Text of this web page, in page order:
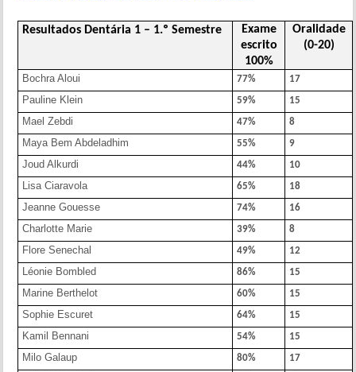
Resultados Dentária 1 – 1.º Semestre
Exame
escrito
100%
Oralidade
(0-20)
Bochra Aloui 77% 17
Pauline Klein 59% 15
Mael Zebdi 47% 8
Maya Bem Abdeladhim 55% 9
Joud Alkurdi 44% 10
Lisa Ciaravola 65% 18
Jeanne Gouesse 74% 16
Charlotte Marie 39% 8
Flore Senechal 49% 12
Léonie Bombled 86% 15
Marine Berthelot 60% 15
Sophie Escuret 64% 15
Kamil Bennani 54% 15
Milo Galaup 80% 17